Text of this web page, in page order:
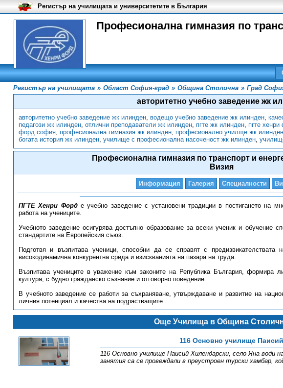
Професионална гимназия по
Регистър на училищата и университетите в България
Регистър на училищата » Област София-град » Община Столична » Град
авторитетно учебно заведение жк
авторитетно учебно заведение жк илинден, водещо учебно заведение жк илинден,
педагози жк илинден, отлични преподаватели жк илинден, пгте жк илинден, пгте
форд софия, професионална гимназия жк илинден, професионално училще жк илинден
богата история жк илинден, училище с професионална насоченост жк илинден,
Професионална гимназия по транспорт и
Визия
Информация Галерия Специалности
ПГТЕ Хенри Форде учебно заведение с установени традиции в постигането на
работа на учениците.
Учебното заведение осигурява достъпно образование за всеки ученик и обучение
стандартите на Европейския съюз.
Подготвя и възпитава ученици, способни да се справят с
високодинамична конкурентна среда и изискванията на пазара на труда.
Възпитава учениците в уважение към законите на Република България, формира
култура, с будно гражданско съзнание и отговорно поведение.
В учебното заведение се работи за съхраняване, утвърждаване и развитие на
личния потенциал и качества на подрастващите.
Още Училища в Община
116 Основно училище
116 Основно училище Паисий Хилендарски, село Яна води
занятия са се провеждали в преустроен турски хамбар,